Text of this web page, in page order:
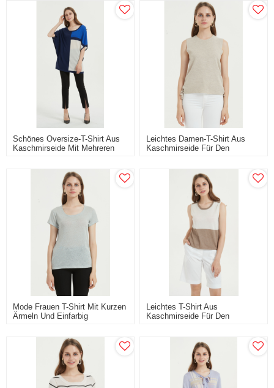
Schönes Oversize-T-Shirt Aus
Kaschmirseide Mit Mehreren
Leichtes Damen-T-Shirt Aus
Kaschmirseide Für Den
Mode Frauen T-Shirt Mit Kurzen
Ärmeln Und Einfarbig
Leichtes T-Shirt Aus
Kaschmirseide Für Den